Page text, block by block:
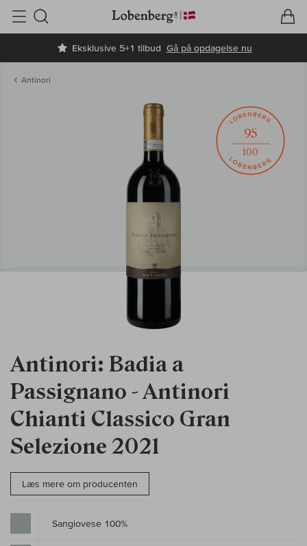
Eksklusive 5+1 tilbud Gå på opdagelse nu
Søg
Antinori
Antinori: Badia a
Passignano - Antinori
Chianti Classico Gran
Selezione 2021
Læs mere om producenten
95
100
Sangiovese 100%